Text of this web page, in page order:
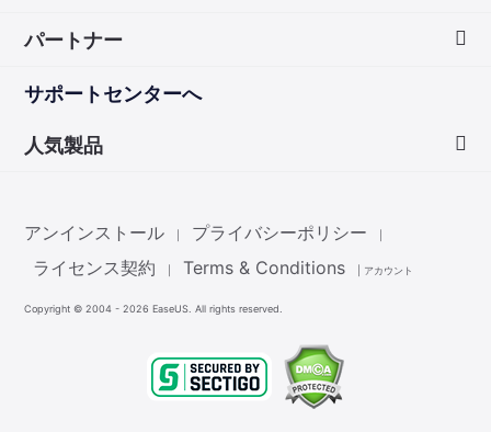
お問い合わせ
Mac アプリ ストア
パートナー
サポートセンターへ
人気製品
Partition Master
Todo PCTrans
アンインストール プライバシーポリシー
ライセンス契約 Terms & Conditions アカウント
Copyright © 2004 - 2026 EaseUS. All rights reserved.